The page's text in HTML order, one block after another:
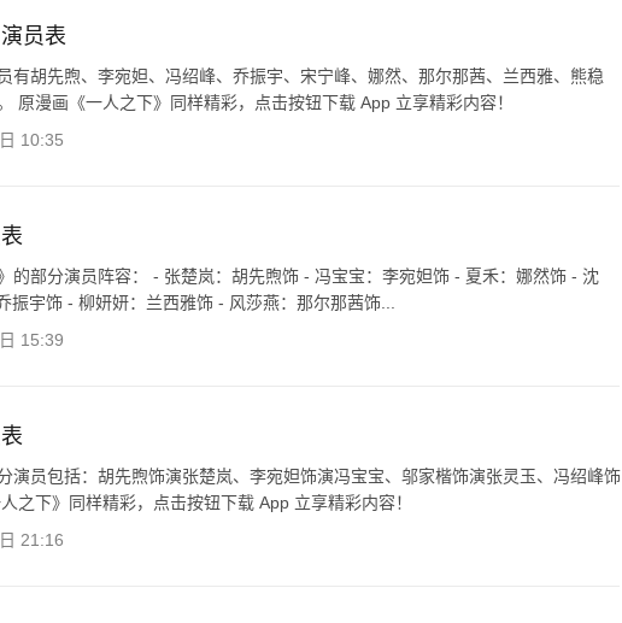
员表
有胡先煦、李宛妲、冯绍峰、乔振宇、宋宁峰、娜然、那尔那茜、兰西雅、熊稳
原漫画《一人之下》同样精彩，点击按钮下载 App 立享精彩内容！
10:35
的部分演员阵容： - 张楚岚：胡先煦饰 - 冯宝宝：李宛妲饰 - 夏禾：娜然饰 - 沈
振宇饰 - 柳妍妍：兰西雅饰 - 风莎燕：那尔那茜饰...
15:39
演员包括：胡先煦饰演张楚岚、李宛妲饰演冯宝宝、邬家楷饰演张灵玉、冯绍峰饰
之下》同样精彩，点击按钮下载 App 立享精彩内容！
21:16